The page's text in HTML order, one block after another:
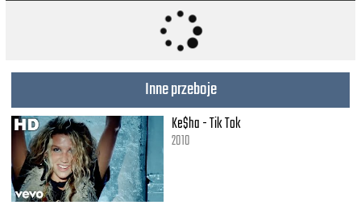
Just take five
And take the time out
To see if I'm alive I'm alive
Though I'm going out of my way
Just so I can pass by each day
Not a single word do we say
Inne przeboje
Ke$ha - Tik Tok
2010